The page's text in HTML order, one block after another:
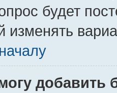
будет
изменять
добавить